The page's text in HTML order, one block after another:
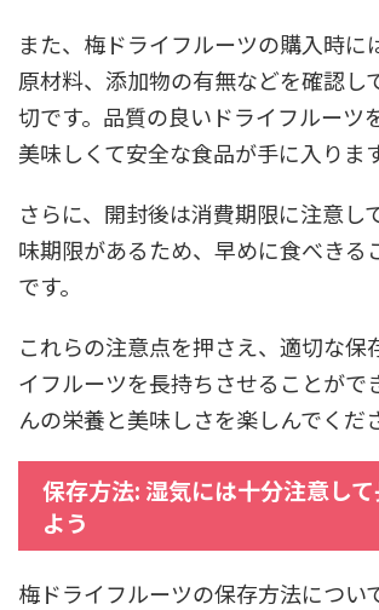
また、梅ドライフルーツの購入時に
原材料、添加物の有無などを確認し
切です。品質の良いドライフルーツ
美味しくて安全な食品が手に入ります
さらに、開封後は消費期限に注意し
味期限があるため、早めに食べきる
です。
これらの注意点を押さえ、適切な保
イフルーツを長持ちさせることがで
んの栄養と美味しさを楽しんでくだ
保存方法: 湿気には十分注意し
よう
梅ドライフルーツの保存方法につい